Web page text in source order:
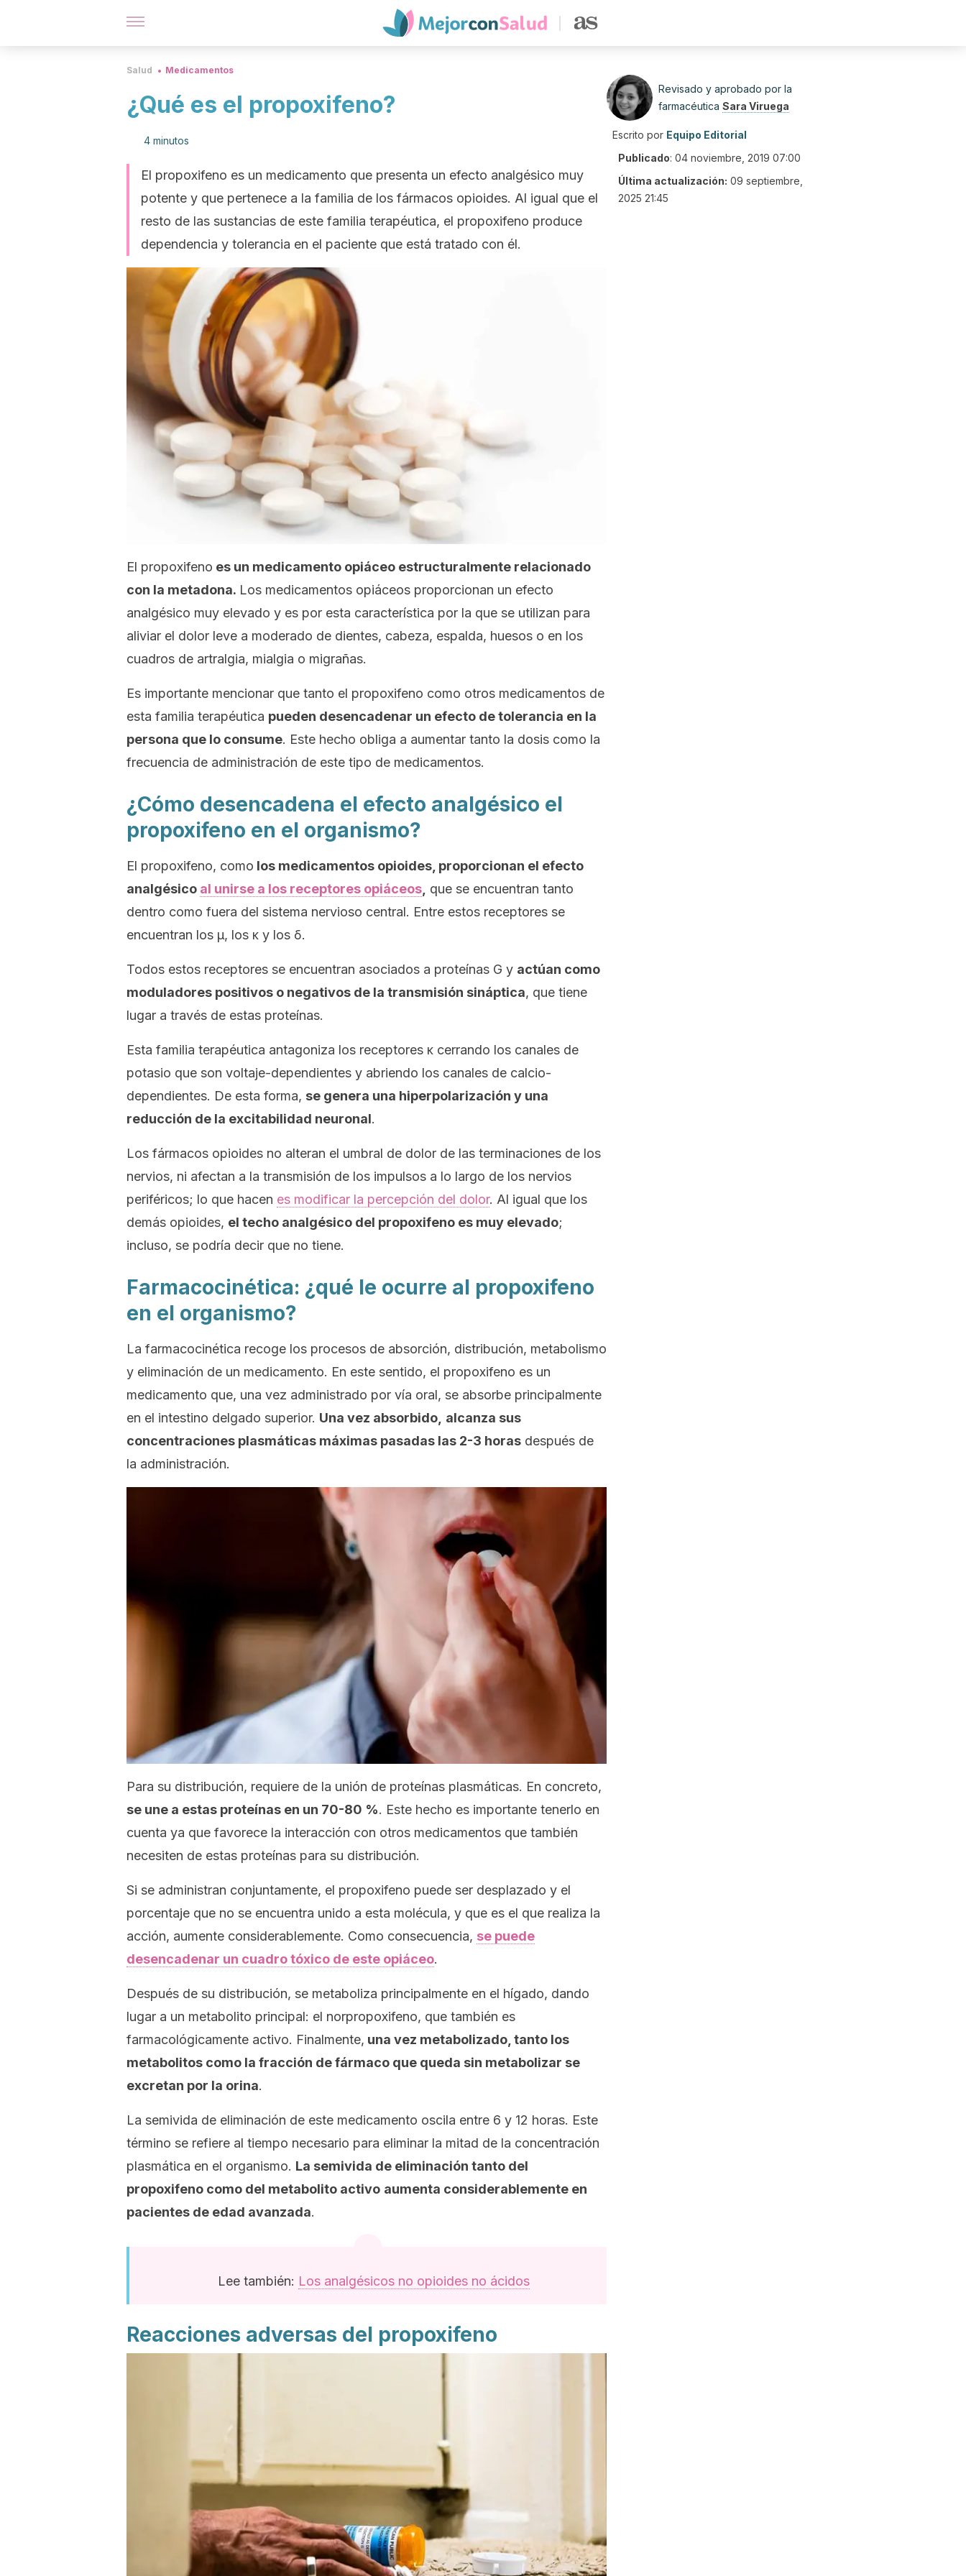
Salud Medicamentos
¿Qué es el propoxifeno?
4 minutos
El propoxifeno es un medicamento que presenta un efecto analgésico muy
potente y que pertenece a la familia de los fármacos opioides. Al igual que el
resto de las sustancias de este familia terapéutica, el propoxifeno produce
dependencia y tolerancia en el paciente que está tratado con él.
El propoxifeno es un medicamento opiáceo estructuralmente relacionado
con la metadona. Los medicamentos opiáceos proporcionan un efecto
analgésico muy elevado y es por esta característica por la que se utilizan para
aliviar el dolor leve a moderado de dientes, cabeza, espalda, huesos o en los
cuadros de artralgia, mialgia o migrañas.
Es importante mencionar que tanto el propoxifeno como otros medicamentos de
esta familia terapéutica pueden desencadenar un efecto de tolerancia en la
persona que lo consume. Este hecho obliga a aumentar tanto la dosis como la
frecuencia de administración de este tipo de medicamentos.
¿Cómo desencadena el efecto analgésico el
propoxifeno en el organismo?
El propoxifeno, como los medicamentos opioides, proporcionan el efecto
analgésico al unirse a los receptores opiáceos que se encuentran tanto
dentro como fuera del sistema nervioso central. Entre estos receptores se
encuentran los μ, los κ y los δ.
Todos estos receptores se encuentran asociados a proteínas G y actúan como
moduladores positivos o negativos de la transmisión sináptica, que tiene
lugar a través de estas proteínas.
Esta familia terapéutica antagoniza los receptores κ cerrando los canales de
potasio que son voltaje-dependientes y abriendo los canales de calcio-
dependientes. De esta forma, se genera una hiperpolarización y una
reducción de la excitabilidad neuronal.
Los fármacos opioides no alteran el umbral de dolor de las terminaciones de los
nervios, ni afectan a la transmisión de los impulsos a lo largo de los nervios
periféricos; lo que hacen es modificar la percepción del dolor. Al igual que los
demás opioides, el techo analgésico del propoxifeno es muy elevado;
incluso, se podría decir que no tiene.
Farmacocinética: ¿qué le ocurre al propoxifeno
en el organismo?
La farmacocinética recoge los procesos de absorción, distribución, metabolismo
y eliminación de un medicamento. En este sentido, el propoxifeno es un
medicamento que, una vez administrado por vía oral, se absorbe principalmente
en el intestino delgado superior. Una vez absorbido, alcanza sus
concentraciones plasmáticas máximas pasadas las 2-3 horas después de
la administración.
Para su distribución, requiere de la unión de proteínas plasmáticas. En concreto,
se une a estas proteínas en un 70-80 %. Este hecho es importante tenerlo en
cuenta ya que favorece la interacción con otros medicamentos que también
necesiten de estas proteínas para su distribución.
Si se administran conjuntamente, el propoxifeno puede ser desplazado y el
porcentaje que no se encuentra unido a esta molécula, y que es el que realiza la
acción, aumente considerablemente. Como consecuencia, se puede
desencadenar un cuadro tóxico de este opiáceo.
Después de su distribución, se metaboliza principalmente en el hígado, dando
lugar a un metabolito principal: el norpropoxifeno, que también es
farmacológicamente activo. Finalmente, una vez metabolizado, tanto los
metabolitos como la fracción de fármaco que queda sin metabolizar se
excretan por la orina.
La semivida de eliminación de este medicamento oscila entre 6 y 12 horas. Este
término se refiere al tiempo necesario para eliminar la mitad de la concentración
plasmática en el organismo. La semivida de eliminación tanto del
propoxifeno como del metabolito activo aumenta considerablemente en
pacientes de edad avanzada.
Lee también: Los analgésicos no opioides no ácidos
Reacciones adversas del propoxifeno
Revisado y aprobado por la
farmacéutica Sara Viruega
Escrito por Equipo Editorial
Publicado: 04 noviembre, 2019 07:00
Última actualización: 09 septiembre,
2025 21:45